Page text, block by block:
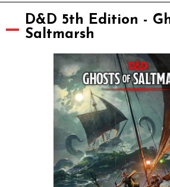
Home
Giochi di Carte Collezionabili
D&D 5th Edition -
Saltmarsh